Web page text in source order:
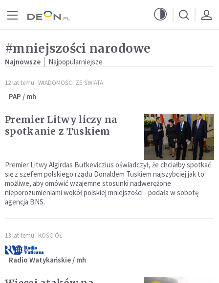
#mniejszości narodowe
Najnowsze Najpopularniejsze
12 lat temu WIADOMOŚCI ZE ŚWIATA
PAP / mh
Premier Litwy liczy na
spotkanie z Tuskiem
Premier Litwy Algirdas Butkeviczius oświadczył, że chciałby spotkać
się z szefem polskiego rządu Donaldem Tuskiem najszybciej jak to
możliwe, aby omówić wzajemne stosunki nadwerężone
nieporozumieniami wokół polskiej mniejszości - podała w sobotę
agencja BNS.
13 lat temu KOŚCIÓŁ
Radio Watykańskie / mh